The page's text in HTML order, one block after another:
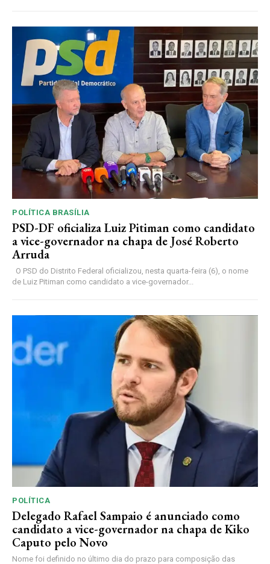
POLÍTICA BRASÍLIA
PSD-DF oficializa Luiz Pitiman como candidato
a vice-governador na chapa de José Roberto
Arruda
de Luiz Pitiman como candidato a vice-governador...
POLÍTICA
Delegado Rafael Sampaio é anunciado como
candidato a vice-governador na chapa de Kiko
Caputo pelo Novo
Nome foi definido no último dia do prazo para composição das